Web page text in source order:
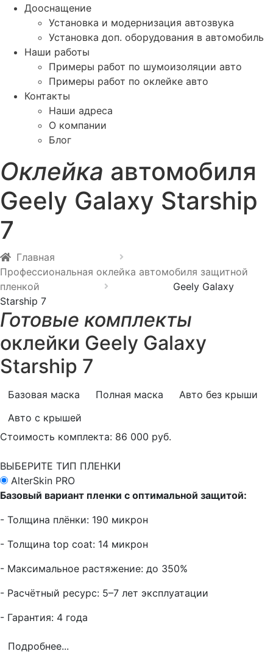
Дооснащение
Установка и модернизация автозвука
Установка доп. оборудования в автомобиль
Наши работы
Примеры работ по шумоизоляции авто
Примеры работ по оклейке авто
Контакты
Наши адреса
О компании
Блог
Оклейка автомобиля
Geely Galaxy Starship
7
Главная
Профессиональная оклейка автомобиля защитной
пленкой
Geely Galaxy
Starship 7
Готовые комплекты
оклейки Geely Galaxy
Starship 7
Базовая маска Полная маска
Авто без крыши
Авто с крышей
Стоимость комплекта: 86 000 руб.
ВЫБЕРИТЕ ТИП ПЛЕНКИ
AlterSkin PRO
Базовый вариант пленки с оптимальной защитой:
- Толщина плёнки: 190 микрон
- Толщина top coat: 14 микрон
- Максимальное растяжение: до 350%
- Расчётный ресурс: 5–7 лет эксплуатации
- Гарантия: 4 года
Подробнее...